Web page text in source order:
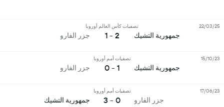
جمهورية التشيك
تصفيات كأس العالم أوروبا
2 - 1 جزر الفارو
22/03/25
جمهورية التشيك
تصفيات أمم أوروبا
1 - 0 جزر الفارو
15/10/23
جزر الفارو
تصفيات أمم أوروبا
0 - 3 جمهورية التشيك
17/06/23